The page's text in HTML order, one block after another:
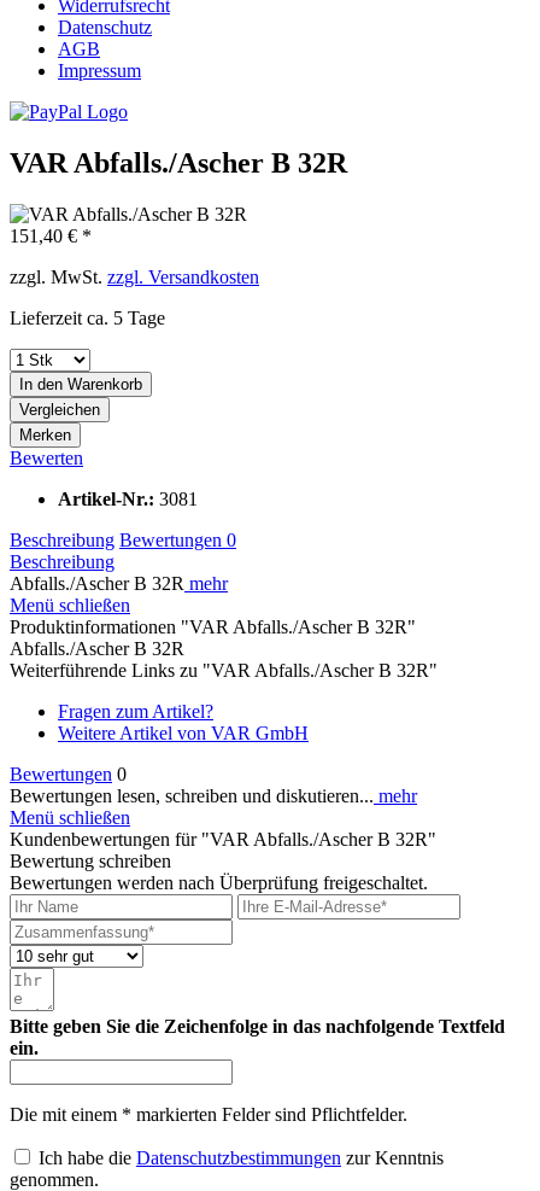
Widerrufsrecht
Datenschutz
AGB
Impressum
VAR Abfalls./Ascher B 32R
151,40 € *
zzgl. MwSt. zzgl. Versandkosten
Lieferzeit ca. 5 Tage
In den Warenkorb
Vergleichen
Merken
Bewerten
Artikel-Nr.: 3081
Beschreibung Bewertungen 0
Beschreibung
Abfalls./Ascher B 32R mehr
Menü schließen
Produktinformationen "VAR Abfalls./Ascher B 32R"
Abfalls./Ascher B 32R
Weiterführende Links zu "VAR Abfalls./Ascher B 32R"
Fragen zum Artikel?
Weitere Artikel von VAR GmbH
Bewertungen 0
Bewertungen lesen, schreiben und diskutieren... mehr
Menü schließen
Kundenbewertungen für "VAR Abfalls./Ascher B 32R"
Bewertung schreiben
Bewertungen werden nach Überprüfung freigeschaltet.
Bitte geben Sie die Zeichenfolge in das nachfolgende Textfeld
ein.
Die mit einem * markierten Felder sind Pflichtfelder.
Ich habe die Datenschutzbestimmungen zur Kenntnis
genommen.